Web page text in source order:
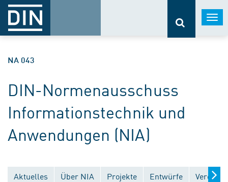
NA 043
DIN-Normenausschuss
Informationstechnik und
Anwendungen (NIA)
Aktuelles Über NIA Projekte Entwürfe